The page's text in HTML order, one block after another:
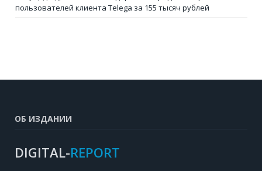
пользователей клиента Telega за 155 тысяч рублей
ОБ ИЗДАНИИ
DIGITAL-REPORT